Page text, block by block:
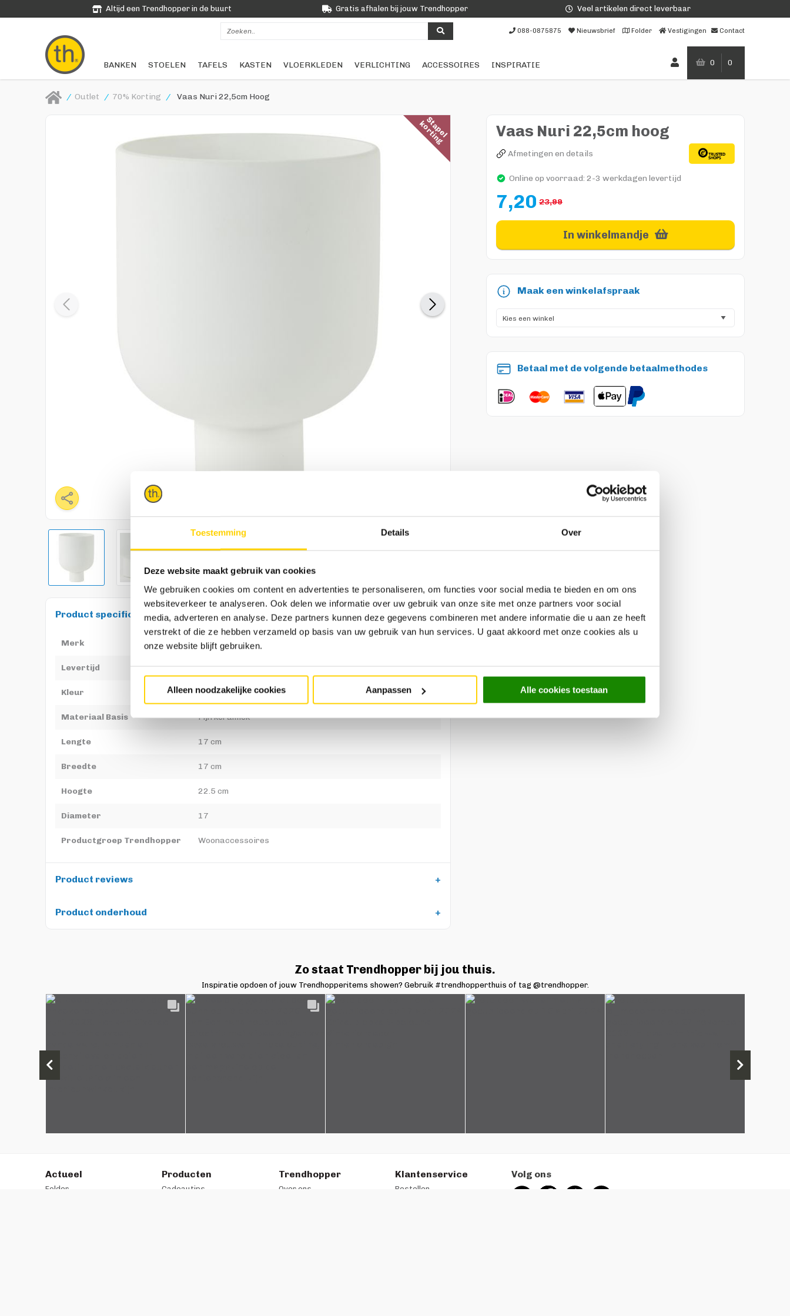
Toestemming Details Over
Deze website maakt gebruik van cookies
We gebruiken cookies om content en advertenties te personaliseren, om functies voor social media te bieden en om ons
websiteverkeer te analyseren. Ook delen we informatie over uw gebruik van onze site met onze partners voor social
media, adverteren en analyse. Deze partners kunnen deze gegevens combineren met andere informatie die u aan ze heeft
verstrekt of die ze hebben verzameld op basis van uw gebruik van hun services. U gaat akkoord met onze cookies als u
onze website blijft gebruiken.
Alleen noodzakelijke cookies Aanpassen Alle cookies toestaan
Altijd een Trendhopper in de buurt Gratis afhalen bij jouw Trendhopper Veel artikelen direct leverbaar
088-0875875 Nieuwsbrief Folder Vestigingen Contact
BANKEN STOELEN TAFELS KASTEN VLOERKLEDEN VERLICHTING ACCESSOIRES INSPIRATIE 0 0
/ Outlet / 70% Korting / Vaas Nuri 22,5cm Hoog
S
t
a
p
e
l
k
o
r
t
i
n
g
Product specificaties
Merk Light & Living
Levertijd Levertijd: 2-3 werkdagen
Kleur Wit
Materiaal Basis Fijn keramiek
Lengte 17 cm
Breedte 17 cm
Hoogte 22.5 cm
Diameter 17
Productgroep Trendhopper Woonaccessoires
Product reviews
Product onderhoud
Vaas Nuri 22,5cm hoog
Afmetingen en details
Online op voorraad: 2-3 werkdagen levertijd
7,20 23,99
In winkelmandje
Maak een winkelafspraak
Betaal met de volgende betaalmethodes
Zo staat Trendhopper bij jou thuis.
Inspiratie opdoen of jouw Trendhopperitems showen? Gebruik #trendhopperthuis of tag @trendhopper.
Actueel
Folder
Producten
Cadeautips
Trendhopper
Over ons
Klantenservice
Bestellen
Volg ons